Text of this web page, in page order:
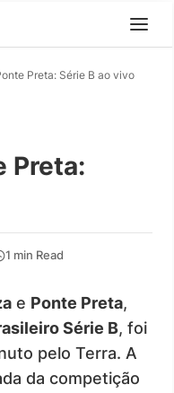
Preta: Série B ao vivo
Preta:
1 min Read
e Ponte Preta,
Série B, foi
pelo Terra. A
da competição